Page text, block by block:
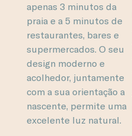
apenas 3 minutos da
praia e a 5 minutos de
restaurantes, bares e
supermercados. O seu
design moderno e
acolhedor, juntamente
com a sua orientação a
nascente, permite uma
excelente luz natural.